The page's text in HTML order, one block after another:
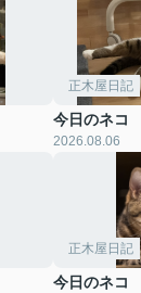
正木屋日記
今日のネコ
2026.08.06
正木屋日記
今日のネコ